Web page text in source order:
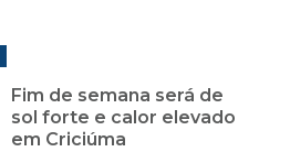
Fim de semana será de
sol forte e calor elevado
em Criciúma